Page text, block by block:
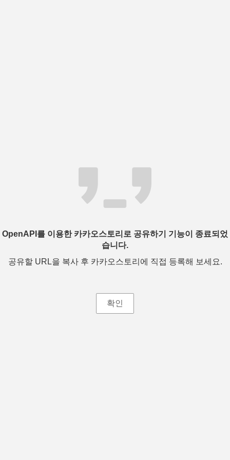
OpenAPI를 이용한 카카오스토리로 공유하기 기능이 종료되었
습니다.
공유할 URL을 복사 후 카카오스토리에 직접 등록해 보세요.
확인